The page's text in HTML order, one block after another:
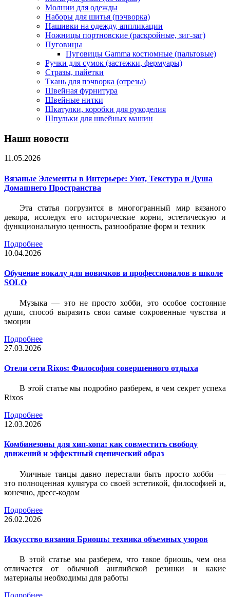
Молнии для одежды
Наборы для шитья (пэчворка)
Нашивки на одежду, аппликации
Ножницы портновские (раскройные, зиг-заг)
Пуговицы
Пуговицы Gamma костюмные (пальтовые)
Ручки для сумок (застежки, фермуары)
Стразы, пайетки
Ткань для пэчворка (отрезы)
Швейная фурнитура
Швейные нитки
Шкатулки, коробки для рукоделия
Шпульки для швейных машин
Наши новости
11.05.2026
Вязаные Элементы в Интерьере: Уют, Текстура и Душа
Домашнего Пространства
Эта статья погрузится в многогранный мир вязаного
декора, исследуя его исторические корни, эстетическую и
функциональную ценность, разнообразие форм и техник
Подробнее
10.04.2026
Обучение вокалу для новичков и профессионалов в школе
SOLO
Музыка — это не просто хобби, это особое состояние
души, способ выразить свои самые сокровенные чувства и
эмоции
Подробнее
27.03.2026
Отели сети Rixos: Философия совершенного отдыха
В этой статье мы подробно разберем, в чем секрет успеха
Rixos
Подробнее
12.03.2026
Комбинезоны для хип-хопа: как совместить свободу
движений и эффектный сценический образ
Уличные танцы давно перестали быть просто хобби —
это полноценная культура со своей эстетикой, философией и,
конечно, дресс-кодом
Подробнее
26.02.2026
Искусство вязания Бриошь: техника объемных узоров
В этой статье мы разберем, что такое бриошь, чем она
отличается от обычной английской резинки и какие
материалы необходимы для работы
Подробнее